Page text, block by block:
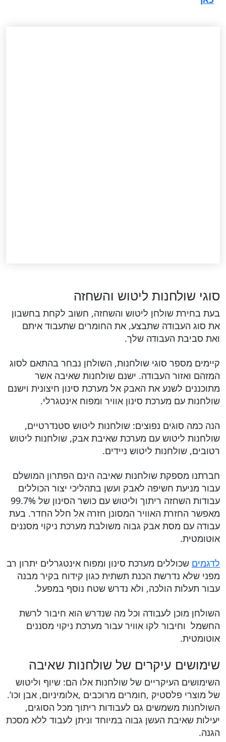
סוגי שולחנות ליטוש והשחזה
בעת בחירת שולחן ליטוש והשחזה, חשוב לקחת בחשבון
את סוג העבודה שתבצע, את החומרים שתעבוד איתם
ואת סביבת העבודה שלך.
קיימים מספר סוגי שולחנות, השולחן נבחר בהתאם לסוג
המזהם ואזור העבודה. ישנם שולחנות שאיבה אשר
מתוכננים לשנע את האבק אל מערכת סינון חיצונית וישנם
שולחנות עם מערכת סינון אוויר ומפוח אינטגרלי.
הנה כמה סוגים נפוצים: שולחנות ליטוש סטנדרטיים,
שולחנות ליטוש עם מערכת שאיבת אבק, שולחנות ליטוש
רטובים, שולחנות ליטוש ניידים.
חברתנו מספקת שולחנות שאיבה הינם הפתרון המושלם
עבור מניעת חשיפה לאבק ועשן בתהליכי יצור הכוללים
עבודות השחזה ריתוך וליטוש עם כושר הסינון של 99.7%
מאפשר החזרת האוויר המסונן חזרה אל חלל החדר. בעת
עבודה עם מסת אבק גבוה משולבת מערכת ניקוי מסננים
אוטומטית.
לדגמים שכוללים מערכת סינון ומפוח אינטגרלים יתרון רב
מפני שלא נדרשת הכנת תשתית כגון קידוח בקיר מבנה
עבור תעלות הולכה, ולא נדרש שטח נוסף במפעל.
השולחן מוכן לעבודה וכל מה שנדרש הוא חיבור לרשת
החשמל וחיבור לקו אוויר עבור מערכת ניקוי מסננים
אוטומטית.
שימושים עיקרים של שולחנות שאיבה
השימושים העיקריים של שולחנות אלו הם: שיוף וליטוש
של מוצרי פלסטיק ,חומרים מרוכבים ,אלומיניום, אבן וכו’.
השולחנות משמשים גם לעבודות ריתוך מכל הסוגים,
יעילות שאיבת העשן גבוה במיוחד וניתן לעבוד ללא מסכת
הגנה.